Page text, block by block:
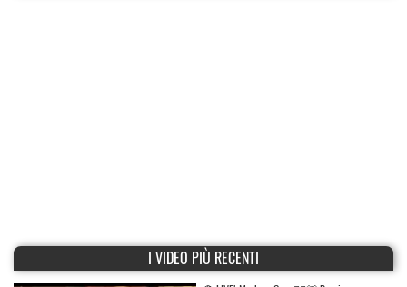
I VIDEO PIÙ RECENTI